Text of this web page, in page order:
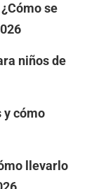
se
niños de
y cómo
llevarlo